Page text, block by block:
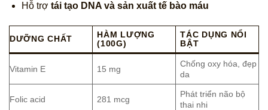
Hỗ trợ tái tạo DNA và sản xuất tế bào máu
DƯỠNG CHẤT
HÀM LƯỢNG
(100G)
TÁC DỤNG NỔI
BẬT
Vitamin E 15 mg
Chống oxy hóa, đẹp
da
Folic acid 281 mcg
Phát triển não bộ
thai nhi